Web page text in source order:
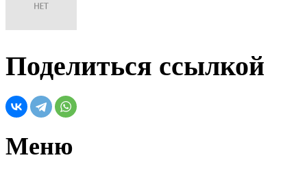
Поделиться ссылкой
Меню